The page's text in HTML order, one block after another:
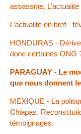
assassiné. L’actualité
L’actualité en bref -
HONDURAS -
donc certaines ONG
PARAGUAY - Le
que nous donnent
MEXIQUE - La
Chiapas.
témoignages.